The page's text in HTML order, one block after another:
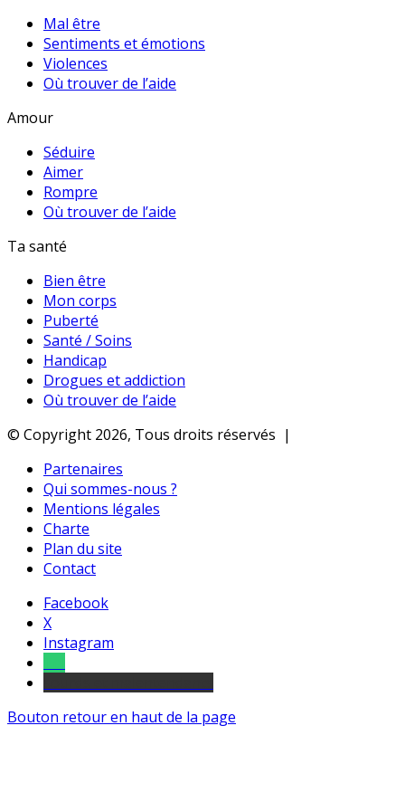
Mal être
Sentiments et émotions
Violences
Où trouver de l’aide
Amour
Séduire
Aimer
Rompre
Où trouver de l’aide
Ta santé
Bien être
Mon corps
Puberté
Santé / Soins
Handicap
Drogues et addiction
Où trouver de l’aide
© Copyright 2026, Tous droits réservés |
Partenaires
Qui sommes-nous ?
Mentions légales
Charte
Plan du site
Contact
Facebook
X
Instagram
Bouton retour en haut de la page